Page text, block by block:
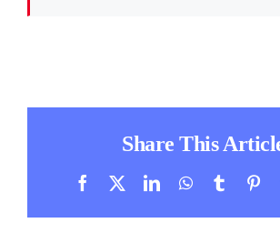
Share This
Facebook LinkedInWhatsApp
Tumblr